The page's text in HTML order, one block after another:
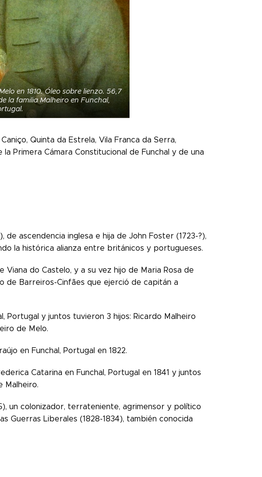
en 1810. Óleo sobre lienzo. 56,7
la familia Malheiro en Funchal,
Quinta da Estrela, Vila Franca da Serra,
Primera Cámara Constitucional de Funchal y de una
ascendencia inglesa e hija de John Foster (1723-?),
la histórica alianza entre británicos y portugueses.
do Castelo, y a su vez hijo de Maria Rosa de
de Barreiros-Cinfães que ejerció de capitán a
Portugal y juntos tuvieron 3 hijos: Ricardo Malheiro
de Melo.
en Funchal, Portugal en 1822.
Catarina en Funchal, Portugal en 1841 y juntos
Malheiro.
un colonizador, terrateniente, agrimensor y político
Guerras Liberales (1828-1834), también conocida